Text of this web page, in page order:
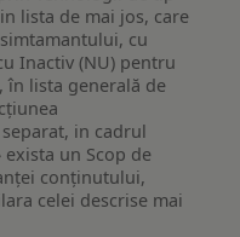
lista de mai jos, care
cu
Inactiv (NU) pentru
lista generală de
in cadrul
exista un Scop de
conținutului,
celei descrise mai